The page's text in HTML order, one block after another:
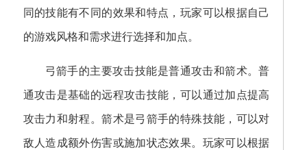
同的技能有不同的效果和特点，玩家可以根据自己
的游戏风格和需求进行选择和加点。
弓箭手的主要攻击技能是普通攻击和箭术。普
通攻击是基础的远程攻击技能，可以通过加点提高
攻击力和射程。箭术是弓箭手的特殊技能，可以对
敌人造成额外伤害或施加状态效果。玩家可以根据